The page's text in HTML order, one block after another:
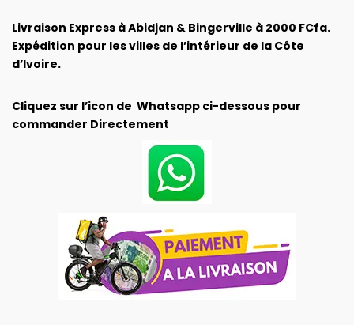
Livraison Express à Abidjan & Bingerville à 2000 FCfa.
Expédition pour les villes de l’intérieur de la Côte
d’Ivoire.
Cliquez sur l’icon de Whatsapp ci-dessous pour
commander Directement